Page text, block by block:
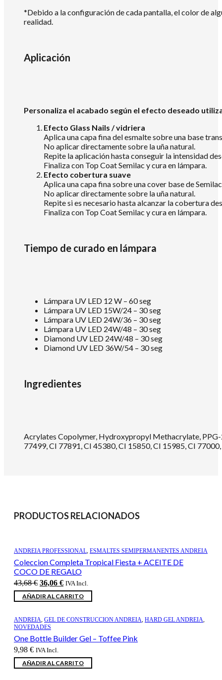
*Debido a la configuración de cada pantalla, el color de
realidad.
Aplicación
Personaliza el acabado según el efecto deseado
Efecto Glass Nails / vidriera
Aplica una capa fina del esmalte sobre una base
No aplicar directamente sobre la uña natural.
Repite la aplicación hasta conseguir la intensidad
Finaliza con Top Coat Semilac y cura en lámpara.
Efecto cobertura suave
Aplica una capa fina sobre una cover base de
No aplicar directamente sobre la uña natural.
Repite si es necesario hasta alcanzar la cobertura
Finaliza con Top Coat Semilac y cura en lámpara.
Tiempo de curado en lámpara
Lámpara UV LED 12 W – 60 seg
Lámpara UV LED 15W/24 – 30 seg
Lámpara UV LED 24W/36 – 30 seg
Lámpara UV LED 24W/48 – 30 seg
Diamond UV LED 24W/48 – 30 seg
Diamond UV LED 36W/54 – 30 seg
Ingredientes
Acrylates Copolymer, Hydroxypropyl Methacrylate,
77499, CI 77891, CI 45380, CI 15850, CI 15985, CI
PRODUCTOS RELACIONADOS
ANDREIA PROFESSIONAL, ESMALTES SEMIPERMANENTES ANDREIA
Coleccion Completa Tropical Fiesta + ACEITE DE
COCO DE REGALO
43,68€ El
precio
original
43,68 €.
36,06 €El
precio
actual
36,06 €.
IVA Incl.
AÑADIR AL CARRITO
ANDREIA, GEL DE CONSTRUCCION ANDREIA, HARD GEL ANDREIA,
NOVEDADES
One Bottle Builder Gel – Toffee Pink
9,98 € IVA Incl.
AÑADIR AL CARRITO